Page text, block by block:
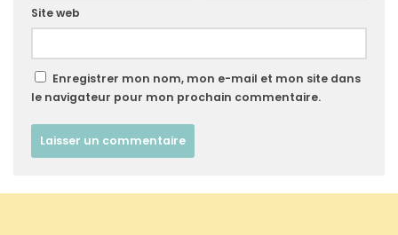
Site web
Enregistrer mon nom, mon e-mail et mon site dans
le navigateur pour mon prochain commentaire.